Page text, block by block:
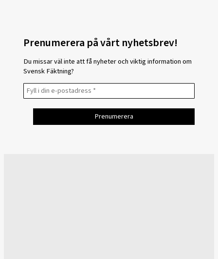
Prenumerera på vårt nyhetsbrev!
Du missar väl inte att få nyheter och viktig information om
Svensk Fäktning?